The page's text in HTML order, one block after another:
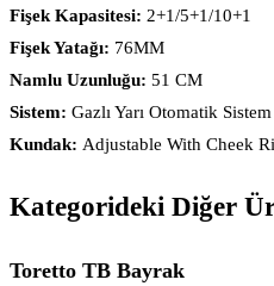
Fişek Kapasitesi: 2+1/5+1/10+1
Fişek Yatağı: 76MM
Namlu Uzunluğu: 51 CM
Sistem: Gazlı Yarı Otomatik Sistem
Kundak: Adjustable With Cheek
Kategorideki Diğer
Toretto TB Bayrak